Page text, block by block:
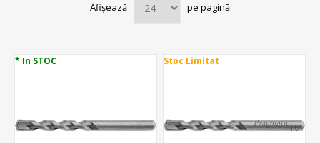
Afișează pe pagină
* In STOC Stoc Limitat